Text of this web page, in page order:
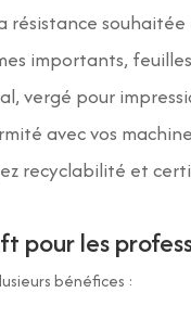
résistance
importants,
vergé pour
avec vos
recyclabilité et
pour les
bénéfices :